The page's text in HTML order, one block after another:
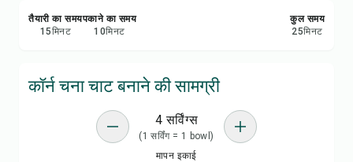
तैयारी का समय
15मिनट
पकाने का समय
10मिनट
कुल समय
25मिनट
कॉर्न चना चाट बनाने की सामग्री
4 सर्विंग्स
(1 सर्विंग = 1 bowl)
मापन इकाई